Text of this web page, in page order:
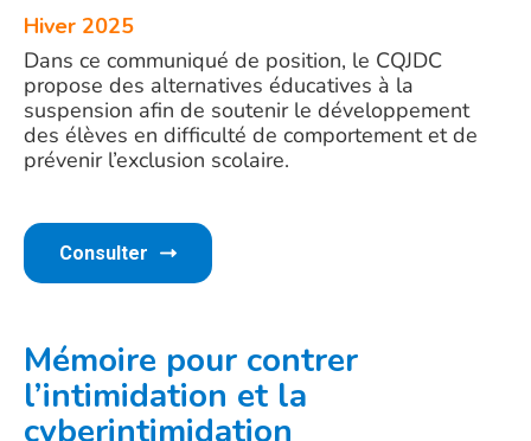
Hiver 2025
Dans ce communiqué de position, le CQJDC
propose des alternatives éducatives à la
suspension afin de soutenir le développement
des élèves en difficulté de comportement et de
prévenir l’exclusion scolaire.
Consulter
Mémoire pour contrer
l’intimidation et la
cyberintimidation